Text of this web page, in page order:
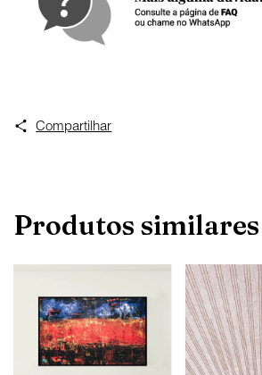
Compartilhar
Produtos similares